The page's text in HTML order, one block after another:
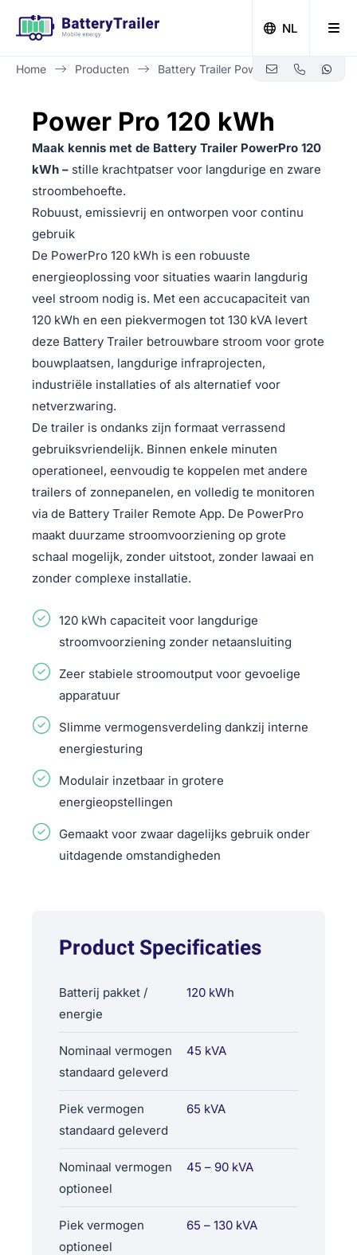
NL
Home Producten Battery Trailer Power Pro 120 kWh
Power Pro 120 kWh
Maak kennis met de Battery Trailer PowerPro 120
kWh – stille krachtpatser voor langdurige en zware
stroombehoefte.
Robuust, emissievrij en ontworpen voor continu
gebruik
De PowerPro 120 kWh is een robuuste
energieoplossing voor situaties waarin langdurig
veel stroom nodig is. Met een accucapaciteit van
120 kWh en een piekvermogen tot 130 kVA levert
deze Battery Trailer betrouwbare stroom voor grote
bouwplaatsen, langdurige infraprojecten,
industriële installaties of als alternatief voor
netverzwaring.
De trailer is ondanks zijn formaat verrassend
gebruiksvriendelijk. Binnen enkele minuten
operationeel, eenvoudig te koppelen met andere
trailers of zonnepanelen, en volledig te monitoren
via de Battery Trailer Remote App. De PowerPro
maakt duurzame stroomvoorziening op grote
schaal mogelijk, zonder uitstoot, zonder lawaai en
zonder complexe installatie.
120 kWh capaciteit voor langdurige
stroomvoorziening zonder netaansluiting
Zeer stabiele stroomoutput voor gevoelige
apparatuur
Slimme vermogensverdeling dankzij interne
energiesturing
Modulair inzetbaar in grotere
energieopstellingen
Gemaakt voor zwaar dagelijks gebruik onder
uitdagende omstandigheden
Product Specificaties
Batterij pakket /
energie
120 kWh
Nominaal vermogen
standaard geleverd
45 kVA
Piek vermogen
standaard geleverd
65 kVA
Nominaal vermogen
optioneel
45 – 90 kVA
Piek vermogen
optioneel
65 – 130 kVA